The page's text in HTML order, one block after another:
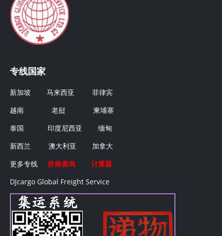
专线国家
新加坡 马来西亚
菲律宾
越南
老挝
柬埔寨
泰国
印度尼西亚
缅甸
新西兰
澳大利亚
加拿大
更多专线
价格查询
计算器
DJcargo Global Freight Service